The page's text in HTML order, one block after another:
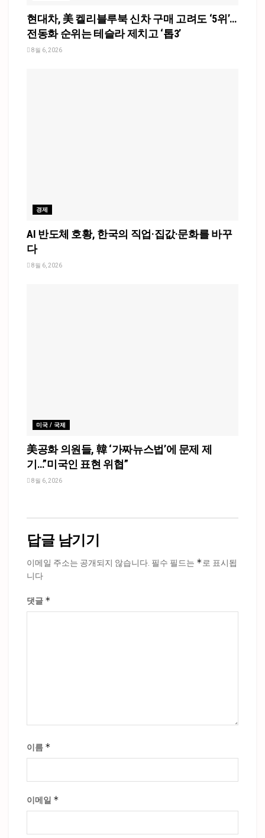
현대차, 美 켈리블루북 신차 구매 고려도 ‘5위’…
전동화 순위는 테슬라 제치고 ‘톱3’
8월 6, 2026
경제
AI 반도체 호황, 한국의 직업·집값·문화를 바꾸
다
8월 6, 2026
미국 / 국제
美공화 의원들, 韓 ‘가짜뉴스법’에 문제 제
기…”미국인 표현 위협”
8월 6, 2026
답글 남기기
이메일 주소는 공개되지 않습니다. 필수 필드는 *로 표시됩
니다
댓글 *
이름 *
이메일 *